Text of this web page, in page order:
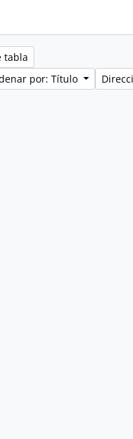
tabla
por: Título